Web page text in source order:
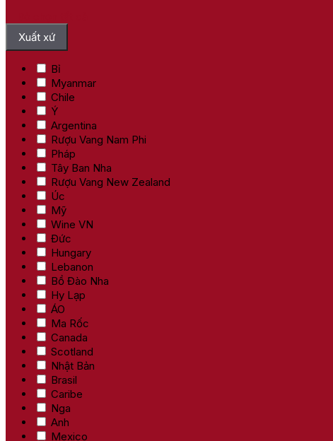
Xuất xứ
Bỉ
Myanmar
Chile
Ý
Argentina
Rượu Vang Nam Phi
Pháp
Tây Ban Nha
Rượu Vang New Zealand
Úc
Mỹ
Wine VN
Đức
Hungary
Lebanon
Bồ Đào Nha
Hy Lạp
ÁO
Ma Rốc
Canada
Scotland
Nhật Bản
Brasil
Caribe
Nga
Anh
Mexico